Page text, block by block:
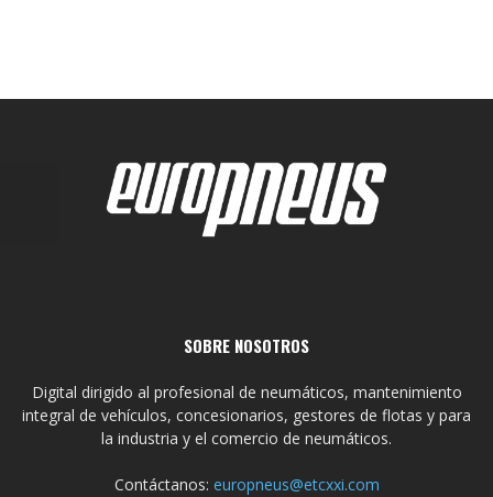
SOBRE NOSOTROS
Digital dirigido al profesional de neumáticos, mantenimiento
integral de vehículos, concesionarios, gestores de flotas y para
la industria y el comercio de neumáticos.
Contáctanos: europneus@etcxxi.com